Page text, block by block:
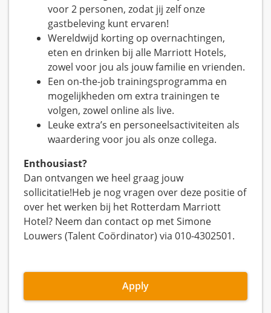
voor 2 personen, zodat jij zelf onze
gastbeleving kunt ervaren!
Wereldwijd korting op overnachtingen,
eten en drinken bij alle Marriott Hotels,
zowel voor jou als jouw familie en vrienden.
Een on-the-job trainingsprogramma en
mogelijkheden om extra trainingen te
volgen, zowel online als live.
Leuke extra’s en personeelsactiviteiten als
waardering voor jou als onze collega.
Enthousiast?
Dan ontvangen we heel graag jouw
sollicitatie!Heb je nog vragen over deze positie of
over het werken bij het Rotterdam Marriott
Hotel? Neem dan contact op met Simone
Louwers (Talent Coördinator) via 010-4302501.
Apply